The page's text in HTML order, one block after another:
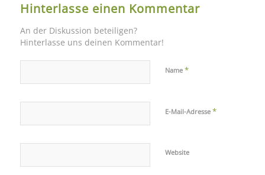
Hinterlasse einen Kommentar
An der Diskussion beteiligen?
Hinterlasse uns deinen Kommentar!
Name *
E-Mail-Adresse *
Website